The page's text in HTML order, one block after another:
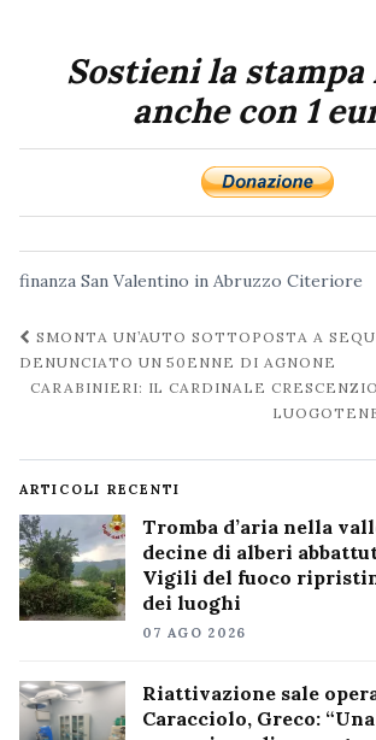
Sostieni la stampa
anche con 1
finanza San Valentino in Abruzzo Citeriore
Navigazione
post
SMONTA UN’AUTO SOTTOPOSTA A
DENUNCIATO UN 50ENNE DI AGNONE
CARABINIERI: IL CARDINALE
ARTICOLI RECENTI
Tromba d’aria nella
decine di alberi
Vigili del fuoco
dei luoghi
07 AGO 2026
Riattivazione sale
Caracciolo, Greco: